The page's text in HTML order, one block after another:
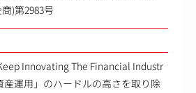
)第2983号
Innovating The Financial Industr
運用」のハードルの高さを取り除